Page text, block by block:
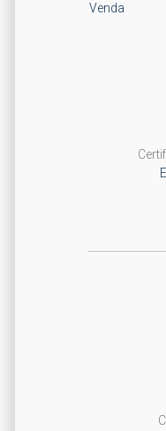
Venda